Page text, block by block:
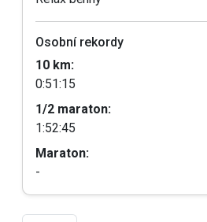
Osobní rekordy
10 km:
0:51:15
1/2 maraton:
1:52:45
Maraton:
-